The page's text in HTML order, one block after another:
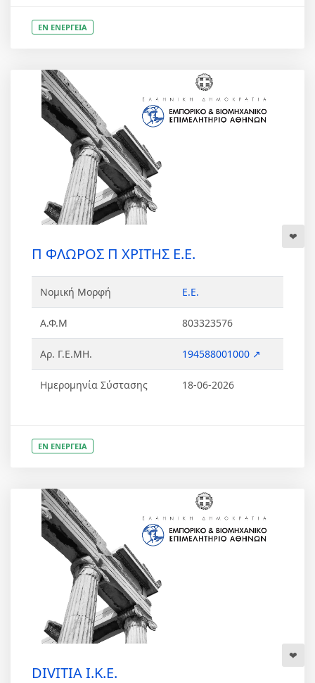
ΕΝ ΕΝΕΡΓΕΙΑ
Π ΦΛΩΡΟΣ Π ΧΡΙΤΗΣ Ε.Ε.
Νομική Μορφή Ε.Ε.
Α.Φ.Μ 803323576
Αρ. Γ.Ε.ΜΗ. 194588001000 ↗
Ημερομηνία Σύστασης 18-06-2026
ΕΝ ΕΝΕΡΓΕΙΑ
DIVITIA Ι.Κ.Ε.